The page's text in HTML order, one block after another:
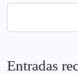
Entradas